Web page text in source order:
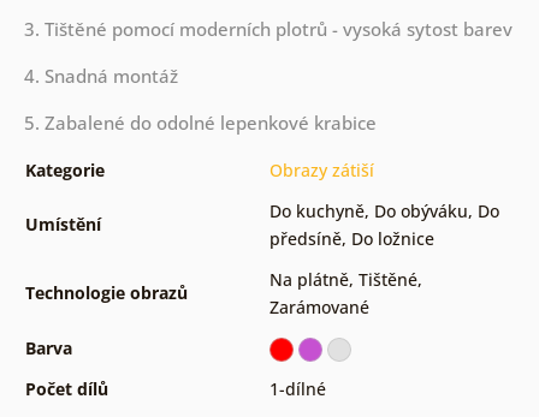
3. Tištěné pomocí moderních plotrů - vysoká sytost barev
4. Snadná montáž
5. Zabalené do odolné lepenkové krabice
Kategorie Obrazy zátiší
Umístění
Do kuchyně, Do obýváku, Do
předsíně, Do ložnice
Technologie obrazů
Na plátně, Tištěné,
Zarámované
Barva
Počet dílů
1-dílné